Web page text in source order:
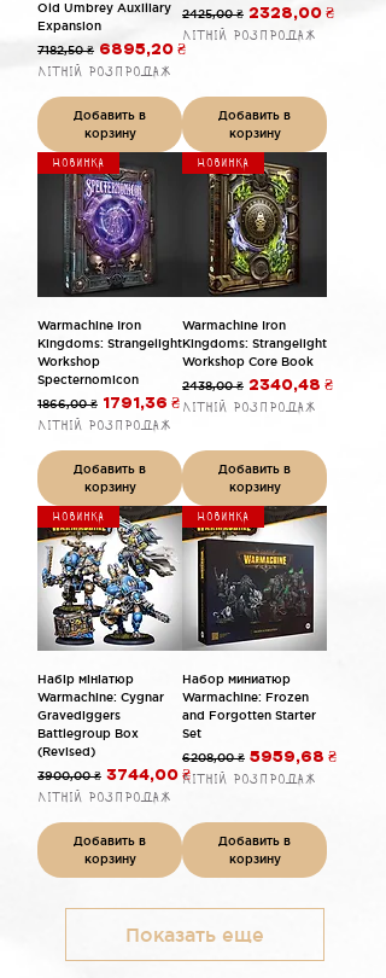
Old Umbrey Auxiliary
Expansion
Обычная цена
7182,50 ₴ Цена со скидкой
6895,20 ₴
Літній розпродаж
Добавить в
корзину
Обычная цена
2425,00 ₴ Цена со
2328,00 ₴
Літній розпродаж
Добавить в
корзину
Новинка
Warmachine Iron
Kingdoms: Strangelight
Workshop
Specternomicon
Обычная цена
1866,00 ₴ Цена со скидкой
1791,36 ₴
Літній розпродаж
Добавить в
корзину
Новинка
Warmachine Iron
Kingdoms: Strangelight
Workshop Core Book
Обычная цена
2438,00 ₴ Цена со
2340,48 ₴
Літній розпродаж
Добавить в
корзину
Новинка
Набір мініатюр
Warmachine: Cygnar
Gravediggers
Battlegroup Box
(Revised)
Обычная цена
3900,00 ₴ Цена со скидкой
3744,00 ₴
Літній розпродаж
Добавить в
корзину
Новинка
Набор миниатюр
Warmachine: Frozen
and Forgotten Starter
Set
Обычная цена
6208,00 ₴ Цена со
5959,68 ₴
Літній розпродаж
Добавить в
корзину
Показать еще